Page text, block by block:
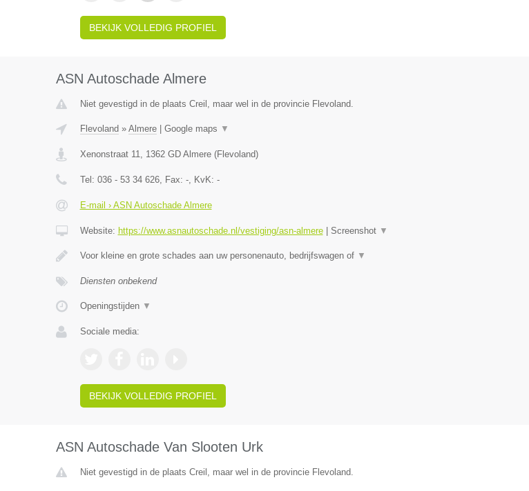
BEKIJK VOLLEDIG PROFIEL
ASN Autoschade Almere
Niet gevestigd in de plaats Creil, maar wel in de provincie Flevoland.
Flevoland » Almere| Google maps ▼
Xenonstraat 11, 1362 GD Almere(Flevoland)
Tel: 036 - 53 34 626, Fax: -, KvK: -
E-mail › ASN Autoschade Almere
Website: https://www.asnautoschade.nl/vestiging/asn-almere| Screenshot ▼
Voor kleine en grote schades aan uw personenauto, bedrijfswagen of ▼
Diensten onbekend
Openingstijden ▼
Sociale media:
BEKIJK VOLLEDIG PROFIEL
ASN Autoschade Van Slooten Urk
Niet gevestigd in de plaats Creil, maar wel in de provincie Flevoland.